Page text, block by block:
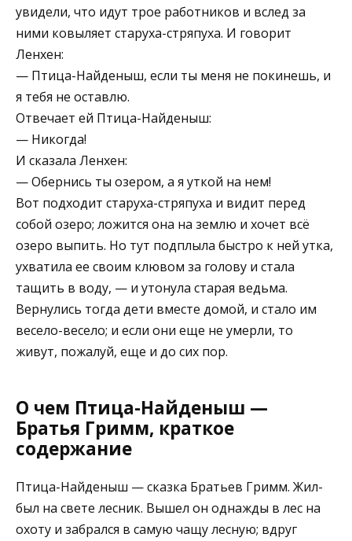
увидели, что идут трое работников и вслед за
ними ковыляет старуха-стряпуха. И говорит
Ленхен:
— Птица-Найденыш, если ты меня не покинешь, и
я тебя не оставлю.
Отвечает ей Птица-Найденыш:
— Никогда!
И сказала Ленхен:
— Обернись ты озером, а я уткой на нем!
Вот подходит старуха-стряпуха и видит перед
собой озеро; ложится она на землю и хочет всё
озеро выпить. Но тут подплыла быстро к ней утка,
ухватила ее своим клювом за голову и стала
тащить в воду, — и утонула старая ведьма.
Вернулись тогда дети вместе домой, и стало им
весело-весело; и если они еще не умерли, то
живут, пожалуй, еще и до сих пор.
О чем Птица-Найденыш —
Братья Гримм, краткое
содержание
Птица-Найденыш — сказка Братьев Гримм. Жил-
был на свете лесник. Вышел он однажды в лес на
охоту и забрался в самую чащу лесную; вдруг